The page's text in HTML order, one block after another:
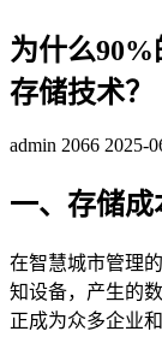
为什么
存储技术？
admin 2066 2025-
一、存储成
在智慧城市管理
知设备，产生的
正成为众多企业